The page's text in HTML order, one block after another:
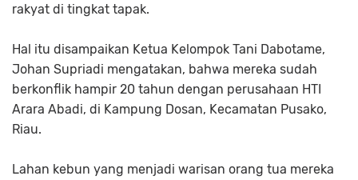
rakyat di tingkat tapak.
Hal itu disampaikan Ketua Kelompok Tani Dabotame,
Johan Supriadi mengatakan, bahwa mereka sudah
berkonflik hampir 20 tahun dengan perusahaan HTI
Arara Abadi, di Kampung Dosan, Kecamatan Pusako,
Riau.
Lahan kebun yang menjadi warisan orang tua mereka